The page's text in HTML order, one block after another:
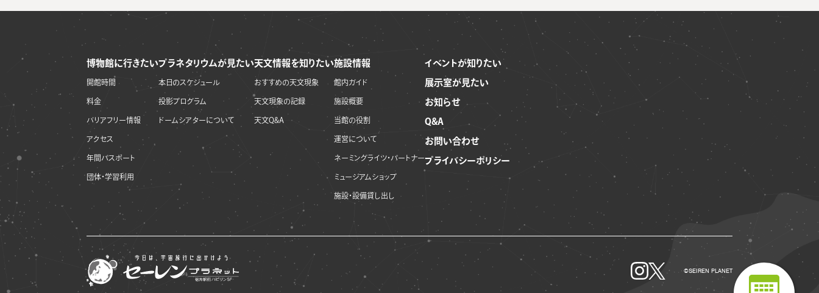
博物館に行きたい
開館時間
料金
バリアフリー情報
アクセス
年間パスポート
団体・学習利用
プラネタリウムが見たい
本日のスケジュール
投影プログラム
ドームシアターについて
天文情報を知りたい
おすすめの天文現象
天文現象の記録
天文Q&A
施設情報
館内ガイド
施設概要
当館の役割
運営について
ネーミングライツ・パートナー
ミュージアムショップ
施設・設備貸し出し
イベントが知りたい
展示室が見たい
お知らせ
Q&A
お問い合わせ
プライバシーポリシー
©SEIREN PLANET